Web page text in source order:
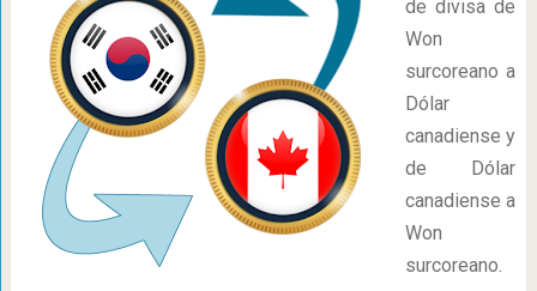
de divisa de
Won
surcoreano a
Dólar
canadiense y
de Dólar
canadiense a
Won
surcoreano.